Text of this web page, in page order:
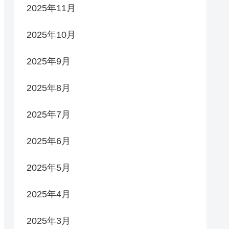
2025年11月
2025年10月
2025年9月
2025年8月
2025年7月
2025年6月
2025年5月
2025年4月
2025年3月